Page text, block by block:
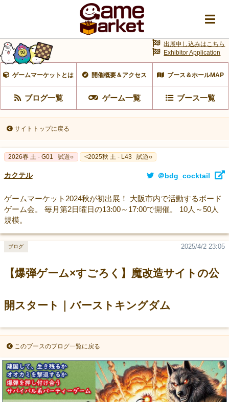
ゲームマーケットとは 開催概要＆アクセス ブース＆ホールMAP
ブログ一覧 ゲーム一覧 ブース一覧
出展申し込みはこちら
Exhibitor Application
サイトトップに戻る
2026春 土 - G01 試遊○ <2025秋 土 - L43 試遊○
カクテル ＠bdg_cocktail
ゲームマーケット2024秋が初出展！ 大阪市内で活動するボード
ゲーム会。 毎月第2日曜日の13:00～17:00で開催。 10人～50人
規模。
【爆弾ゲーム×すごろく】魔改造サイトの公
開スタート｜バーストキングダム
2025/4/2 23:05
ブログ
このブースのブログ一覧に戻る